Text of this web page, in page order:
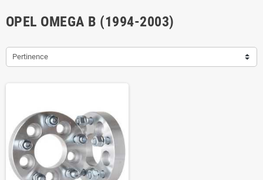
OPEL OMEGA B (1994-2003)
Pertinence